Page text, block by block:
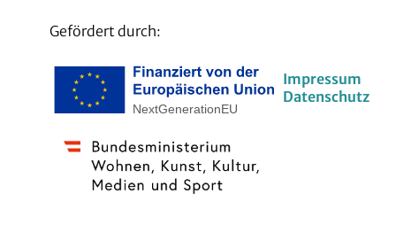
Gefördert durch:
Impressum
Datenschutz